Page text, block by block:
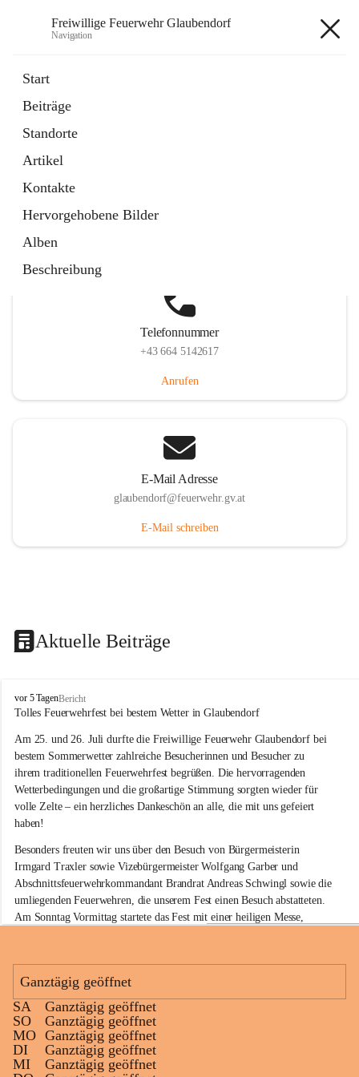
Freiwillige Feuerwehr Glaubendorf
Navigation
Start
Beiträge
Standorte
Artikel
Kontakte
Hervorgehobene Bilder
Alben
Beschreibung
Telefonnummer
+43 664 5142617
Anrufen
E-Mail Adresse
glaubendorf@feuerwehr.gv.at
E-Mail schreiben
Aktuelle Beiträge
F
r
i
w
i
l
i
g
e
F
e
u
e
r
w
G
l
a
u
b
e
n
vor 5 TagenBericht
Tolles Feuerwehrfest bei bestem Wetter in Glaubendorf
Am 25. und 26. Juli durfte die Freiwillige Feuerwehr Glaubendorf bei
bestem Sommerwetter zahlreiche Besucherinnen und Besucher zu
ihrem traditionellen Feuerwehrfest begrüßen. Die hervorragenden
Wetterbedingungen und die großartige Stimmung sorgten wieder für
volle Zelte – ein herzliches Dankeschön an alle, die mit uns gefeiert
haben!
Besonders freuten wir uns über den Besuch von Bürgermeisterin
Irmgard Traxler sowie Vizebürgermeister Wolfgang Garber und
Abschnittsfeuerwehrkommandant Brandrat Andreas Schwingl sowie die
umliegenden Feuerwehren, die unserem Fest einen Besuch abstatteten.
Am Sonntag Vormittag startete das Fest mit einer heiligen Messe,
Musikverein Rußbach, der mit seinem Frühschoppenkonzert beste
Eine Hüpfburg sowie verschiedene Spiele sorgten für jede Menge Spaß
und Unterhaltung.
Kulinarisch war ebenfalls für jeden Geschmack etwas dabei. Neben
köstlichen Grillspezialitäten am gesamten Wochenende standen am
Ganztägig geöffnet
SA
Ganztägig geöffnet
SO
Ganztägig geöffnet
MO Ganztägig geöffnet
DI
Ganztägig geöffnet
MI
Ganztägig geöffnet